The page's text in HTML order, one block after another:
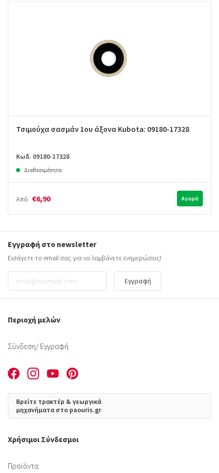
Τσιμούχα σασμάν 1ου άξονα Kubota: 09180-17328
Κωδ. 09180-17328
Διαθεσιμότητα
Από €6,90 Αγορά
Εγγραφή στο newsletter
Εισάγετε το email σας για να λαμβάνετε ενημερώσεις!
Εγγραφή
Περιοχή μελών
Σύνδεση/ Εγγραφή
Βρείτε τρακτέρ & γεωργικά
μηχανήματα στο paouris.gr
Χρήσιμοι Σύνδεσμοι
Προϊόντα